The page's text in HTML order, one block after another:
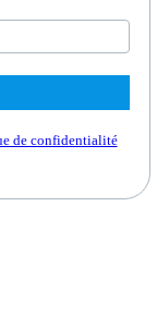
de confidentialité